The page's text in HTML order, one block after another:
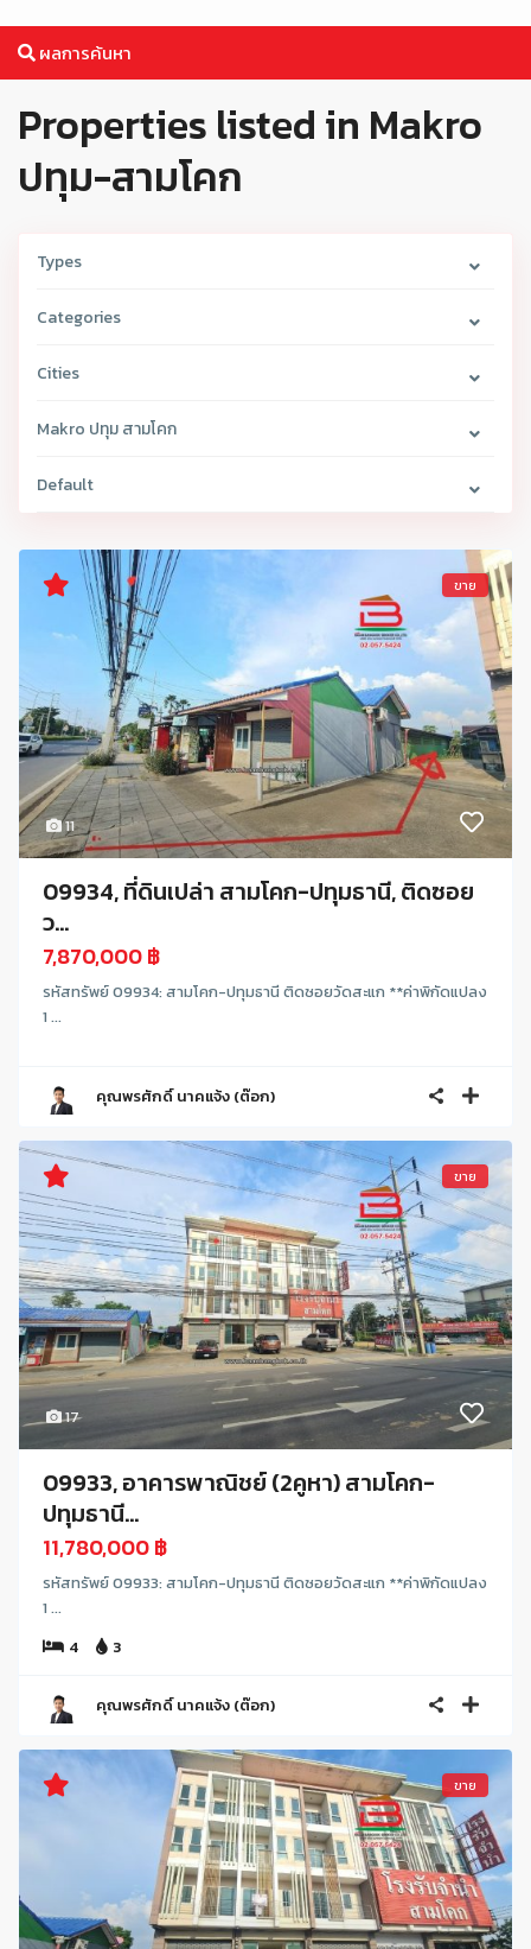
ผลการค้นหา
Properties listed in Makro
ปทุม-สามโคก
Types
Categories
Cities
Makro ปทุม สามโคก
Default
11
ขาย
09934, ที่ดินเปล่า สามโคก-ปทุมธานี, ติดซอย
ว...
7,870,000 ฿
รหัสทรัพย์ 09934: สามโคก-ปทุมธานี ติดซอยวัดสะแก **ค่าพิกัดแปลง
1 ...
คุณพรศักดิ์ นาคแจ้ง (ต๊อก)
17
ขาย
09933, อาคารพาณิชย์ (2คูหา) สามโคก-
ปทุมธานี...
11,780,000 ฿
รหัสทรัพย์ 09933: สามโคก-ปทุมธานี ติดซอยวัดสะแก **ค่าพิกัดแปลง
1 ...
4
3
คุณพรศักดิ์ นาคแจ้ง (ต๊อก)
ขาย